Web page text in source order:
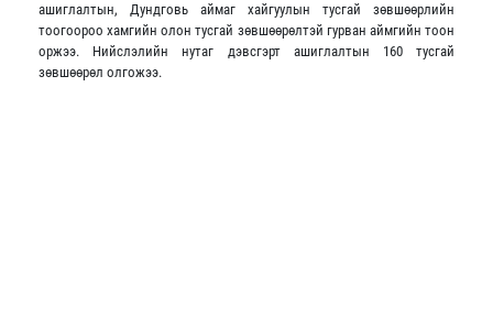
ашиглалтын, Дундговь аймаг хайгуулын тусгай зөвшөөрлийн
тоогоороо хамгийн олон тусгай зөвшөөрөлтэй гурван аймгийн тоон
оржээ. Нийслэлийн нутаг дэвсгэрт ашиглалтын 160 тусгай
зөвшөөрөл олгожээ.